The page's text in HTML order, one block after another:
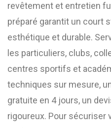
revêtement et entretien
préparé garantit un court
esthétique et durable.
les particuliers, clubs,
centres sportifs et
techniques sur mesure,
gratuite en 4 jours, un
rigoureux. Pour sécuriser